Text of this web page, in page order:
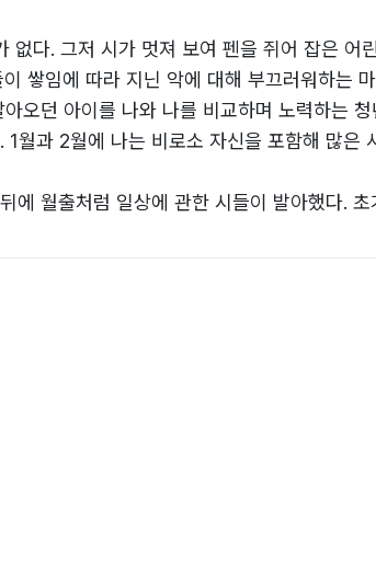
없다. 그저 시가 멋져 보여 펜을 쥐어 잡은 어
쌓임에 따라 지닌 악에 대해 부끄러워하는
오던 아이를 나와 나를 비교하며 노력하는
월과 2월에 나는 비로소 자신을 포함해 많은
에 월출처럼 일상에 관한 시들이 발아했다.
시인을 꿈꾸지 않았을까 싶다. 백지를 꾸미
는 민들레 홀씨와 같이 어쩔 수 없는 마음으
소원이며